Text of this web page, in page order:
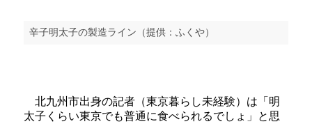
辛子明太子の製造ライン（提供：ふくや）
北九州市出身の記者（東京暮らし未経験）は「明
太子くらい東京でも普通に食べられるでしょ」と思